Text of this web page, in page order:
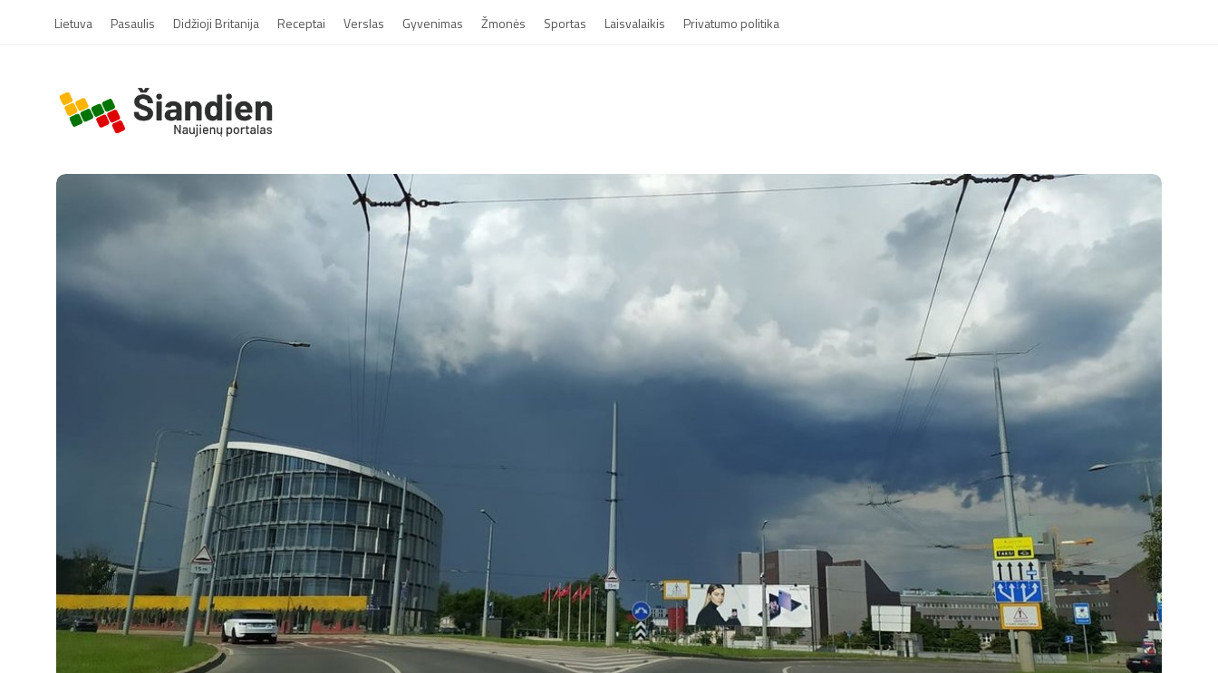
Lietuva Pasaulis Didžioji Britanija Receptai Verslas Gyvenimas Žmonės Sportas Laisvalaikis Privatumo politika
S
a
n
d
e
t